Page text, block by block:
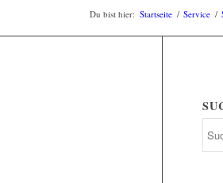
Du bist hier: Startseite / Service /